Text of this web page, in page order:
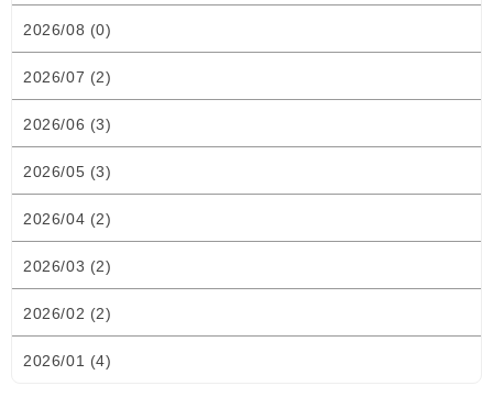
2026/08 (0)
2026/07 (2)
2026/06 (3)
2026/05 (3)
2026/04 (2)
2026/03 (2)
2026/02 (2)
2026/01 (4)